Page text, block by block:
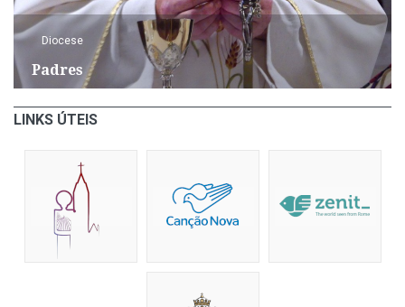
Diocese
Padres
LINKS ÚTEIS